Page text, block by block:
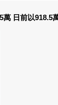
日前以918.5